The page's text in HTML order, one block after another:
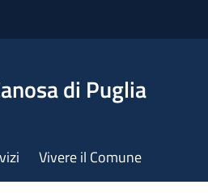
di Puglia
Vivere il Comune